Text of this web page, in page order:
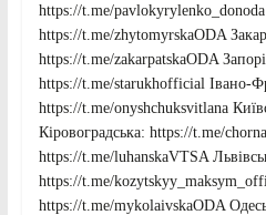
https://t.me/
https://t.me/zhytomyrskaODA
https://t.me/zakarpatskaODA
https://t.me/starukhofficial Івано-
https://t.me/onyshchuksvitlana
Кіровоградська: https://t.me/
https://t.me/luhanskaVTSA
https://t.me/
https://t.me/mykolaivskaODA